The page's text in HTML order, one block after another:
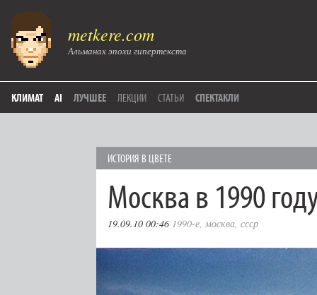
metkere.com
Альманах эпохи гипертекста
КЛИМАТ AI ЛУЧШЕЕ ЛЕКЦИИ СТАТЬИ СПЕКТАКЛИ
ИСТОРИЯ В ЦВЕТЕ
Москва в 1990
19.09.10 00:46 1990-е,москва, ссср